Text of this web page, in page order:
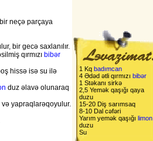
neçə parçaya
bir gecə saxlanılır.
qırmızı bibər
hissə isə su ilə
duz əlavə olunaraq
və yapraqlarəqoyulur.
1 Kq badımcan
4 Ədəd ətli qırmızı bibər
1 Stəkanı sirkə
2,5 Yemək qaşığı qaya
duzu
15-20 Diş sarımsaq
8-10 Dal cəfəri
Yarım yemək qaşığı limon
duzu
Su